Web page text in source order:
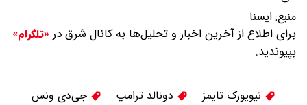
منبع: ايسنا
برای اطلاع از آخرین اخبار و تحلیل‌ها به کانال شرق در «تلگرام»
بپیوندید.
نیویورک تایمز دونالد ترامپ جی‌دی ونس